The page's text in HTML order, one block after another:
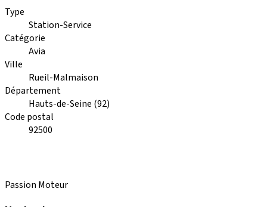
Type
Station-Service
Catégorie
Avia
Ville
Rueil-Malmaison
Département
Hauts-de-Seine (92)
Code postal
92500
Passion Moteur